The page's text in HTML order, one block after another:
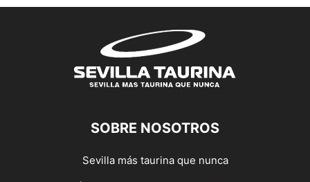
SOBRE NOSOTROS
Sevilla más taurina que nunca